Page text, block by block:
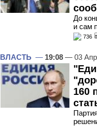
До
и сам
736
ВЛАСТЬ — 19:08 — 03
160